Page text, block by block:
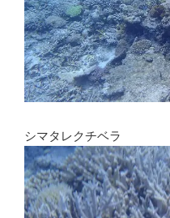
シマタレクチベラ